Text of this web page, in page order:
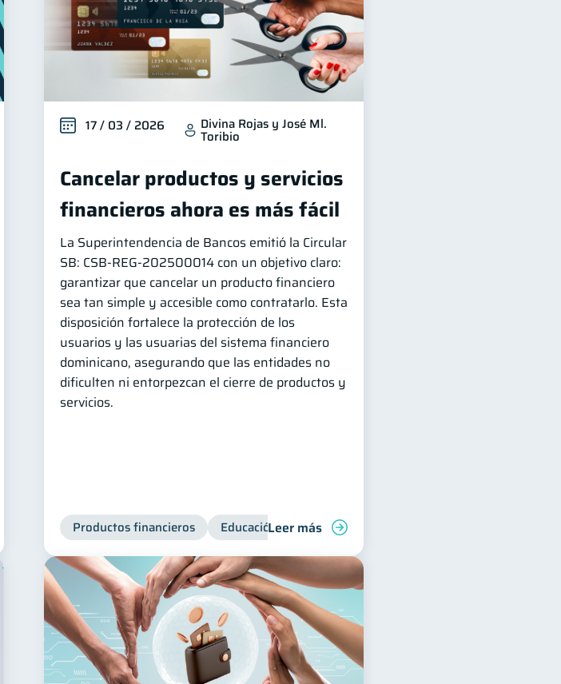
17 / 03 / 2026 Divina Rojas y José Ml.
Toribio
Cancelar productos y servicios
financieros ahora es más fácil
La Superintendencia de Bancos emitió la Circular
SB: CSB‑REG‑202500014 con un objetivo claro:
garantizar que cancelar un producto financiero
sea tan simple y accesible como contratarlo. Esta
disposición fortalece la protección de los
usuarios y las usuarias del sistema financiero
dominicano, asegurando que las entidades no
dificulten ni entorpezcan el cierre de productos y
servicios.
Productos financieros Educación financiera
Leer más